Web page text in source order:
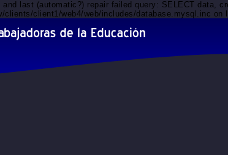
last (automatic?) repair failed query: SELECT data,
client1/web4/web/includes/database.mysql.inc on